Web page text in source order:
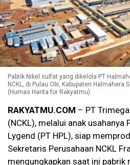
Pabrik Nikel sulfat yang dikelola PT
NCKL, di Pulau Obi, Kabupaten Halmahera
(Humas Harita for Rakyatmu)
RAKYATMU.COM – PT
(NCKL), melalui anak usahanya
Lygend (PT HPL), siap
Sekretaris Perusahaan NCKL
mengungkapkan saat ini pabrik